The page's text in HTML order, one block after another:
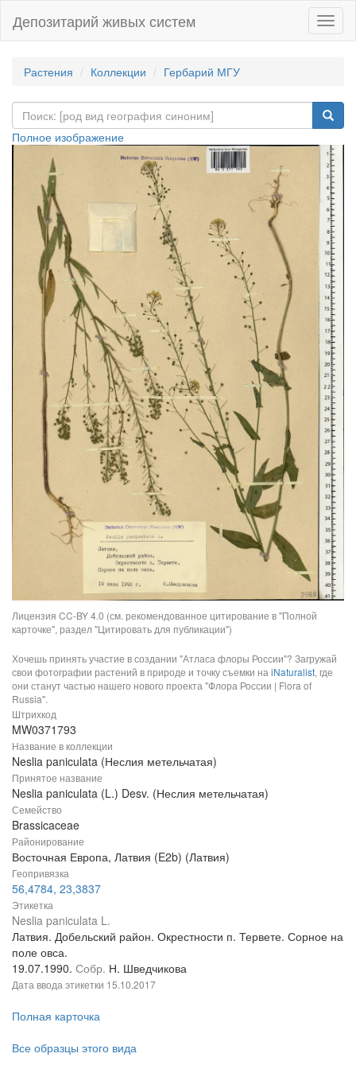
Депозитарий живых систем
Растения Коллекции Гербарий МГУ
Полное изображение
Лицензия CC-BY 4.0 (см. рекомендованное цитирование в "Полной
карточке", раздел "Цитировать для публикации")
Хочешь принять участие в создании "Атласа флоры России"? Загружай
свои фотографии растений в природе и точку съемки наiNaturalist, где
они станут частью нашего нового проекта "Флора России | Flora of
Russia".
Штрихкод
MW0371793
Название в коллекции
Neslia paniculata (Неслия метельчатая)
Принятое название
Neslia paniculata (L.) Desv. (Неслия метельчатая)
Семейство
Brassicaceae
Районирование
Восточная Европа, Латвия (E2b) (Латвия)
Геопривязка
56,4784, 23,3837
Этикетка
Neslia paniculata L.
Латвия. Добельский район. Окрестности п. Тервете. Сорное на
поле овса.
19.07.1990. Собр. Н. Шведчикова
Дата ввода этикетки 15.10.2017
Полная карточка
Все образцы этого вида